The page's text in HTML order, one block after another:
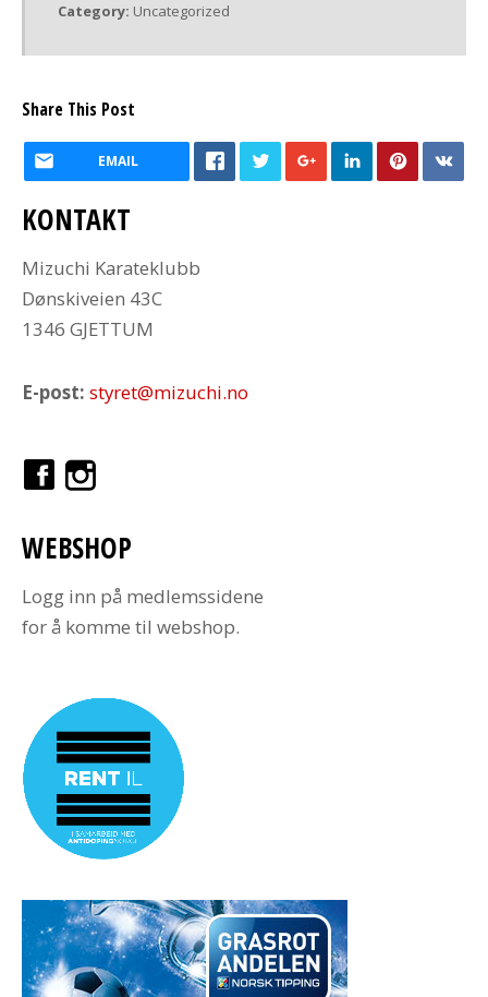
Category: Uncategorized
Share This Post
EMAIL
KONTAKT
Mizuchi Karateklubb
Dønskiveien 43C
1346 GJETTUM
E-post: styret@mizuchi.no
WEBSHOP
Logg inn på medlemssidene
for å komme til webshop.